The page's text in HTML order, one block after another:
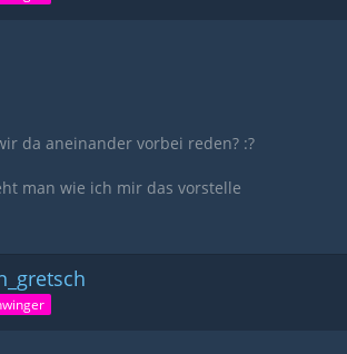
da aneinander vorbei reden? :?
man wie ich mir das vorstelle